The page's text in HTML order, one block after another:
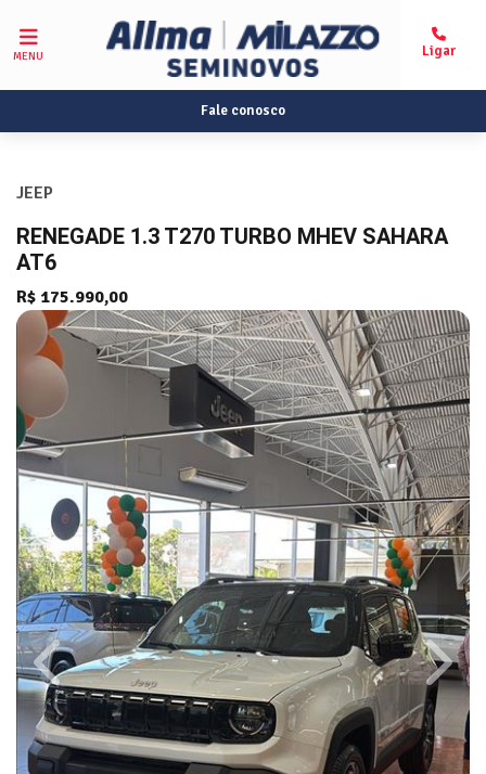
MENU
Fale conosco
JEEP
RENEGADE 1.3 T270 TURBO MHEV SAHARA
AT6
R$ 175.990,00
Previous Next